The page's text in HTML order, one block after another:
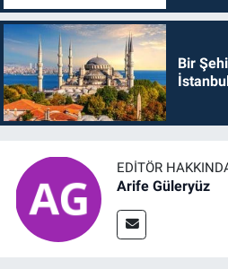
Bir
EDITÖR
Arife Güleryüz